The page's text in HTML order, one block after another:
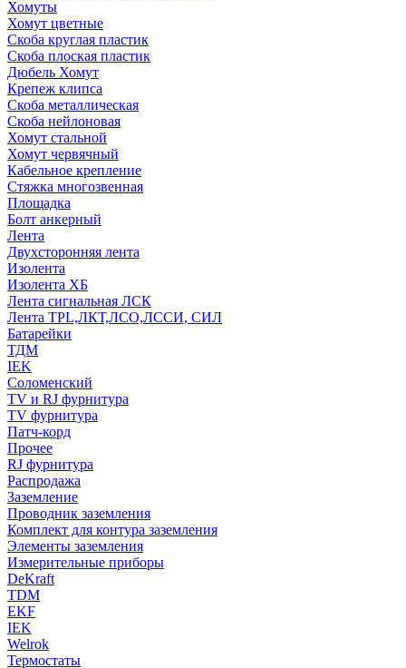
Хомуты
Хомут цветные
Скоба круглая пластик
Скоба плоская пластик
Дюбель Хомут
Крепеж клипса
Скоба металлическая
Скоба нейлоновая
Хомут стальной
Хомут червячный
Кабельное крепление
Стяжка многозвенная
Площадка
Болт анкерный
Лента
Двухсторонняя лента
Изолента
Изолента ХБ
Лента сигнальная ЛСК
Лента TPL,ЛКТ,ЛСО,ЛССИ, СИЛ
Батарейки
ТДМ
IEK
Соломенский
TV и RJ фурнитура
TV фурнитура
Патч-корд
Прочее
RJ фурнитура
Распродажа
Заземление
Проводник заземления
Комплект для контура заземления
Элементы заземления
Измерительные приборы
DeKraft
TDM
EKF
IEK
Welrok
Термостаты